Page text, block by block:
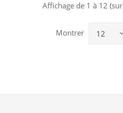
Affichage de 1 à 12 (sur
Montrer 12